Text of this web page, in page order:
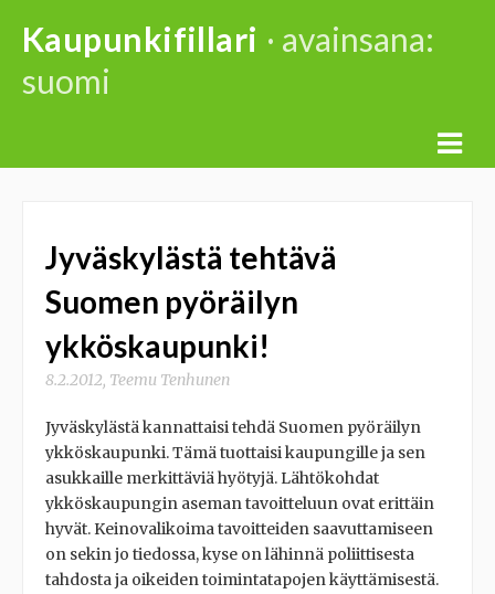
content
Kaupunkifillari · avainsana:
suomi
Jyväskylästä tehtävä
Suomen pyöräilyn
ykköskaupunki!
8.2.2012, Teemu Tenhunen
Jyväskylästä kannattaisi tehdä Suomen pyöräilyn
ykköskaupunki. Tämä tuottaisi kaupungille ja sen
asukkaille merkittäviä hyötyjä. Lähtökohdat
ykköskaupungin aseman tavoitteluun ovat erittäin
hyvät. Keinovalikoima tavoitteiden saavuttamiseen
on sekin jo tiedossa, kyse on lähinnä poliittisesta
tahdosta ja oikeiden toimintatapojen käyttämisestä.